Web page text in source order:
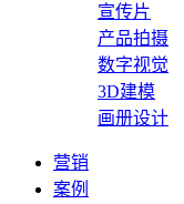
宣传片
产品拍摄
数字视觉
3D建模
画册设计
营销
案例